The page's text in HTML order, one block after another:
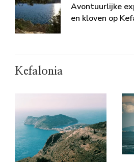
Avontuurlijke
en kloven op
Kefalonia